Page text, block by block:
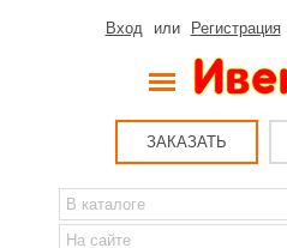
Вход или Регистрация
ЗАКАЗАТЬ